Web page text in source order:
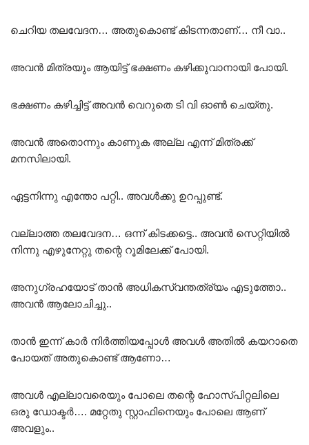
ചെറിയ തലവേദന… അതുകൊണ്ട് കിടന്നതാണ്… നീ വാ..
അവൻ മിത്രയും ആയിട്ട് ഭക്ഷണം കഴിക്കുവാനായി പോയി.
ഭക്ഷണം കഴിച്ചിട്ട് അവൻ വെറുതെ ടി വി ഓൺ ചെയ്തു.
അവൻ അതൊന്നും കാണുക അല്ല എന്ന് മിത്രക്ക്
മനസിലായി.
ഏട്ടനിന്നു എന്തോ പറ്റി.. അവൾക്കു ഉറപ്പുണ്ട്.
വല്ലാത്ത തലവേദന… ഒന്ന് കിടക്കട്ടെ.. അവൻ സെറ്റിയിൽ
നിന്നു എഴുനേറ്റു തന്റെ റൂമിലേക്ക് പോയി.
അനുഗ്രഹയോട് താൻ അധികസ്വന്തത്ര്യം എടുത്തോ..
അവൻ ആലോചിച്ചു..
താൻ ഇന്ന് കാർ നിർത്തിയപ്പോൾ അവൾ അതിൽ കയറാതെ
പോയത് അതുകൊണ്ട് ആണോ…
അവൾ എല്ലാവരെയും പോലെ തന്റെ ഹോസ്പിറ്റലിലെ
ഒരു ഡോക്ടർ…. മറ്റേതു സ്റ്റാഫിനെയും പോലെ ആണ്
അവളും..